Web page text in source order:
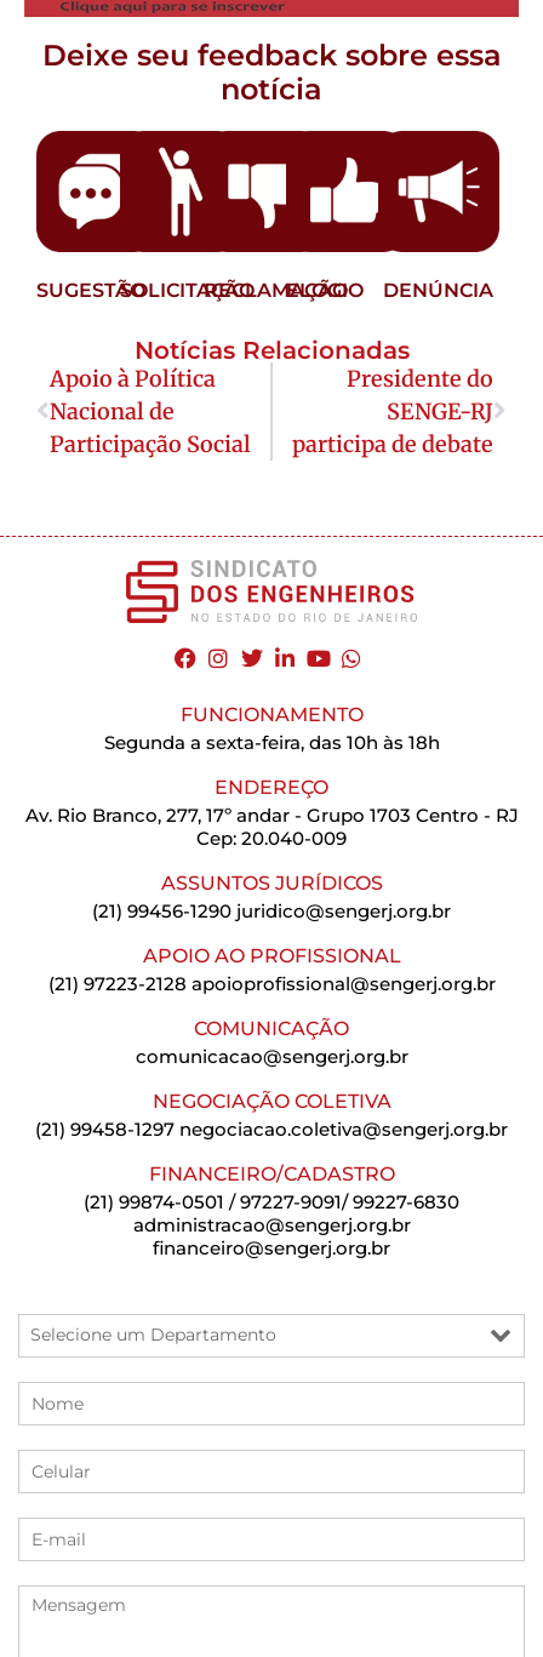
Deixe seu feedback sobre essa
notícia
SUGESTÃOSOLICITAÇÃORECLAMAÇÃO
ELOGIO DENÚNCIA
Notícias Relacionadas
Apoio à Política
Nacional de
Participação Social
Presidente do
SENGE-RJ
participa de debate
FUNCIONAMENTO
Segunda a sexta-feira, das 10h às 18h
ENDEREÇO
Av. Rio Branco, 277, 17º andar - Grupo 1703 Centro - RJ
Cep: 20.040-009
ASSUNTOS JURÍDICOS
(21) 99456-1290 juridico@sengerj.org.br
APOIO AO PROFISSIONAL
(21) 97223-2128 apoioprofissional@sengerj.org.br
COMUNICAÇÃO
comunicacao@sengerj.org.br
NEGOCIAÇÃO COLETIVA
(21) 99458-1297 negociacao.coletiva@sengerj.org.br
FINANCEIRO/CADASTRO
(21) 99874-0501 / 97227-9091/ 99227-6830
administracao@sengerj.org.br
financeiro@sengerj.org.br